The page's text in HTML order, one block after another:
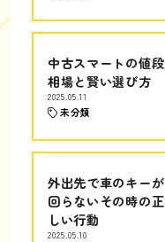
中古スマートの値段
相場と賢い選び方
2025.05.11
未分類
外出先で車のキーが
回らないその時の正
しい行動
2025.05.10